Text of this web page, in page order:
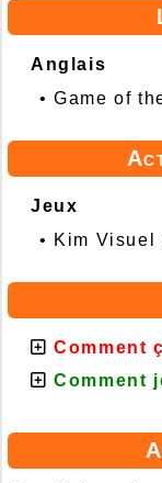
Anglais
•Game of
Jeux
• Kim Visuel
Comment
Comment